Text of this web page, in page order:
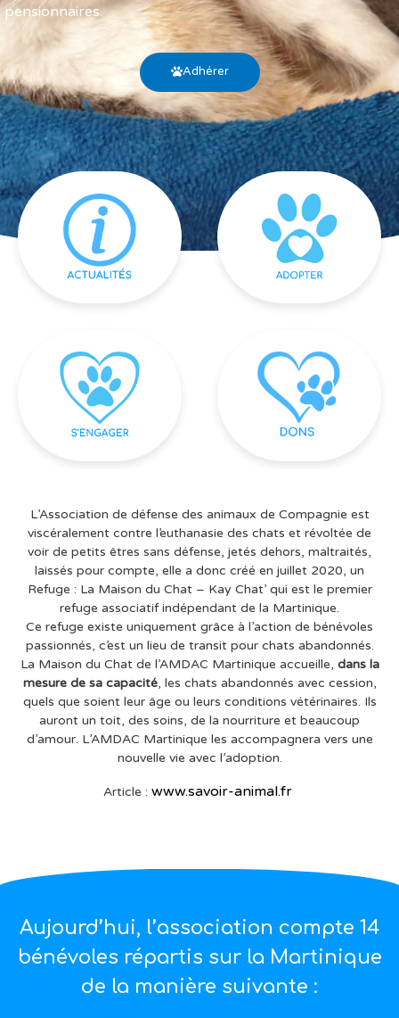
pensionnaires.
Adhérer
L’Association de défense des animaux de Compagnie est
viscéralement contre l’euthanasie des chats et révoltée de
voir de petits êtres sans défense, jetés dehors, maltraités,
laissés pour compte, elle a donc créé en juillet 2020, un
Refuge : La Maison du Chat – Kay Chat’ qui est le premier
refuge associatif indépendant de la Martinique.
Ce refuge existe uniquement grâce à l’action de bénévoles
passionnés, c’est un lieu de transit pour chats abandonnés.
La Maison du Chat de l’AMDAC Martinique accueille, dans la
mesure de sa capacité, les chats abandonnés avec cession,
quels que soient leur âge ou leurs conditions vétérinaires. Ils
auront un toit, des soins, de la nourriture et beaucoup
d’amour. L’AMDAC Martinique les accompagnera vers une
nouvelle vie avec l’adoption.
Article : www.savoir-animal.fr
Aujourd’hui, l’association compte 14
bénévoles répartis sur la Martinique
de la manière suivante :